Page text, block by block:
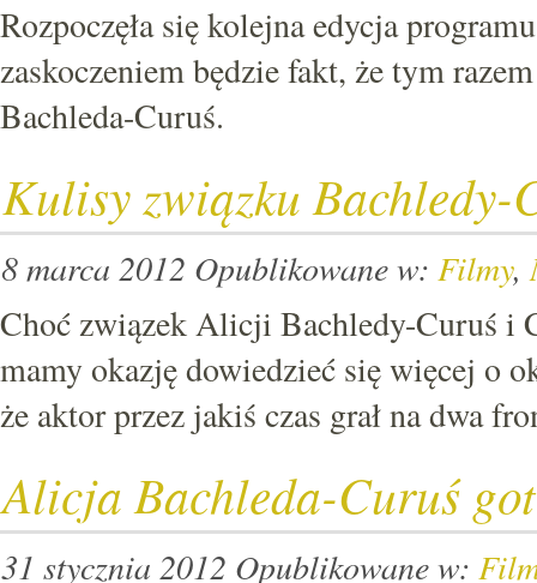
Rozpoczęła się kolejna edycja
zaskoczeniem będzie fakt, że tym
Bachleda-Curuś.
Kulisy związku
8 marca 2012 Opublikowane w: Filmy,
Choć związek Alicji Bachledy-Curuś i
mamy okazję dowiedzieć się więcej o
że aktor przez jakiś czas grał na dwa
Alicja Bachleda-Curuś
31 stycznia 2012 Opublikowane w: